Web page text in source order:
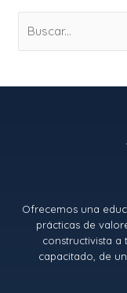
Ofrecemos una
prácticas de
constructivista a
capacitado, de